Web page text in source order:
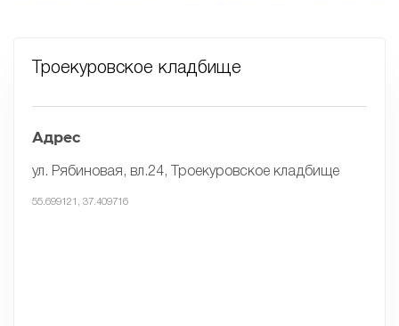
Троекуровское кладбище
Адрес
ул. Рябиновая, вл.24, Троекуровское кладбище
55.699121, 37.409716